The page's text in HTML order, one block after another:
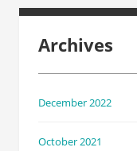
Archives
December 2022
October 2021